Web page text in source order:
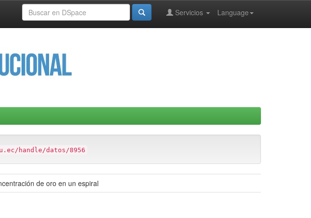
Language
Servicios
handle/datos/8956
de oro en un espiral